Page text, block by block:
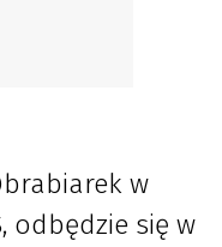
w
odbędzie się w